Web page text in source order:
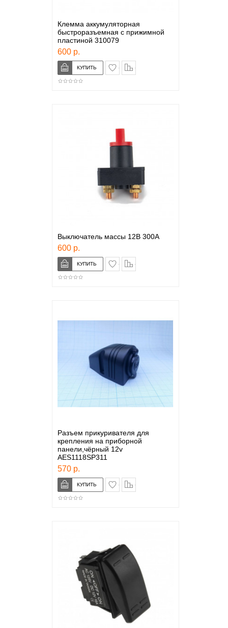
Клемма аккумуляторная
быстроразъемная с прижимной
пластиной 310079
600 р.
в закладки
Выключатель массы 12В 300А
600 р.
в закладки
Разъем прикуривателя для
крепления на приборной
панели,чёрный 12v
AES1118SP311
570 р.
в закладки